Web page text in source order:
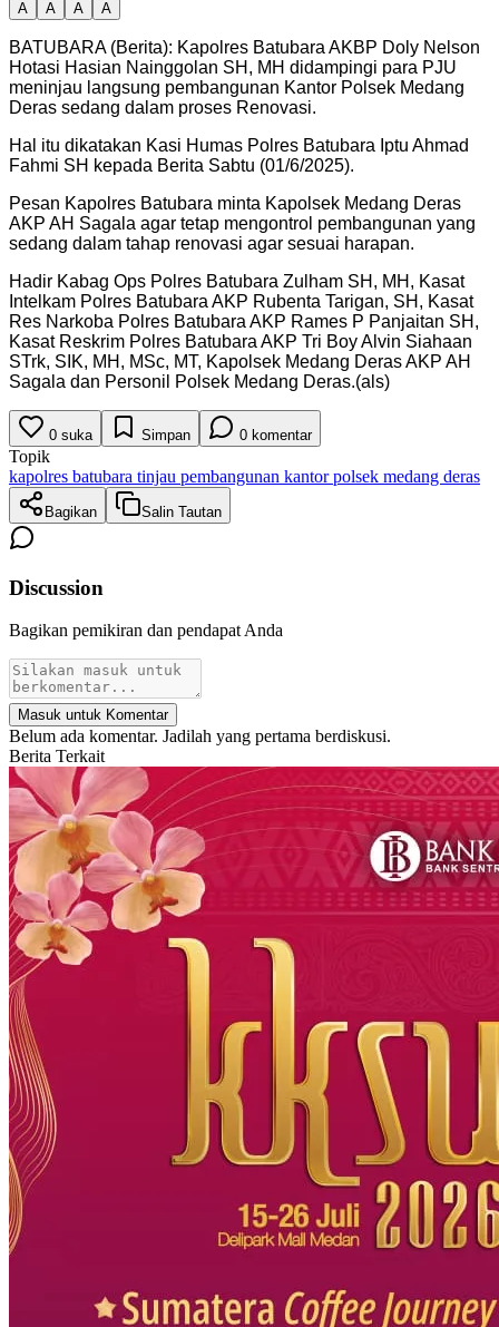
A A A A
BATUBARA (Berita): Kapolres Batubara AKBP Doly Nelson
Hotasi Hasian Nainggolan SH, MH didampingi para PJU
meninjau langsung pembangunan Kantor Polsek Medang
Deras sedang dalam proses Renovasi.
Hal itu dikatakan Kasi Humas Polres Batubara Iptu Ahmad
Fahmi SH kepada Berita Sabtu (01/6/2025).
Pesan Kapolres Batubara minta Kapolsek Medang Deras
AKP AH Sagala agar tetap mengontrol pembangunan yang
sedang dalam tahap renovasi agar sesuai harapan.
Hadir Kabag Ops Polres Batubara Zulham SH, MH, Kasat
Intelkam Polres Batubara AKP Rubenta Tarigan, SH, Kasat
Res Narkoba Polres Batubara AKP Rames P Panjaitan SH,
Kasat Reskrim Polres Batubara AKP Tri Boy Alvin Siahaan
STrk, SIK, MH, MSc, MT, Kapolsek Medang Deras AKP AH
Sagala dan Personil Polsek Medang Deras.(als)
0 suka Simpan 0 komentar
Topik
kapolres batubara tinjau pembangunan kantor polsek medang deras
Bagikan Salin Tautan
Discussion
Bagikan pemikiran dan pendapat Anda
Masuk untuk Komentar
Belum ada komentar. Jadilah yang pertama berdiskusi.
Berita Terkait